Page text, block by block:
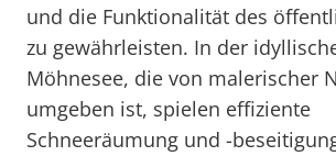
und die Funktionalität des
zu gewährleisten. In der
Möhnesee, die von malerischer
umgeben ist, spielen effiziente
Schneeräumung und -